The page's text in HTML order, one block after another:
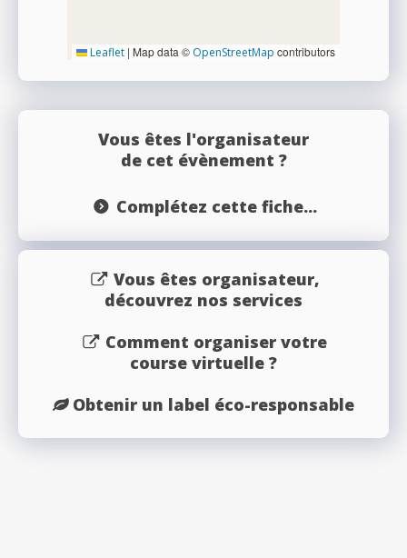
Leaflet | Map data © OpenStreetMap contributors
Vous êtes l'organisateur
de cet évènement ?
Complétez cette fiche...
Vous êtes organisateur,
découvrez nos services
Comment organiser votre
course virtuelle ?
Obtenir un label éco-responsable